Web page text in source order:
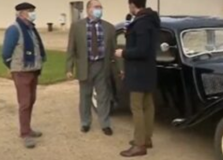
Notre local
La Boutique
Les pièces
L’assurance
Liens
La Revue
Les salons
La traction
La Traction des
membres
Bibliographie
Présentation 7